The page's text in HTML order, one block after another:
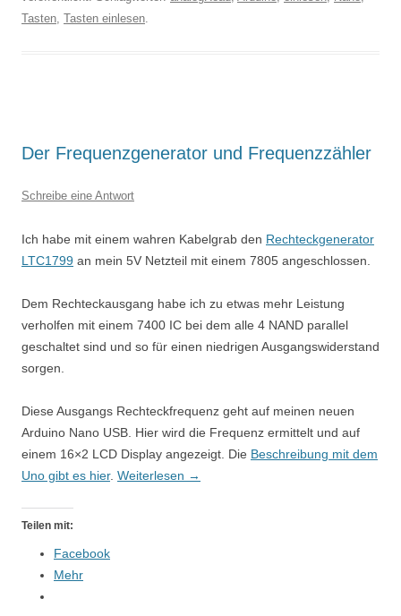
Tasten, Tasten einlesen.
Der Frequenzgenerator und Frequenzzähler
Schreibe eine Antwort
Ich habe mit einem wahren Kabelgrab den Rechteckgenerator
LTC1799 an mein 5V Netzteil mit einem 7805 angeschlossen.
Dem Rechteckausgang habe ich zu etwas mehr Leistung
verholfen mit einem 7400 IC bei dem alle 4 NAND parallel
geschaltet sind und so für einen niedrigen Ausgangswiderstand
sorgen.
Diese Ausgangs Rechteckfrequenz geht auf meinen neuen
Arduino Nano USB. Hier wird die Frequenz ermittelt und auf
einem 16×2 LCD Display angezeigt. Die Beschreibung mit dem
Uno gibt es hier. Weiterlesen →
Teilen mit:
Facebook
Mehr